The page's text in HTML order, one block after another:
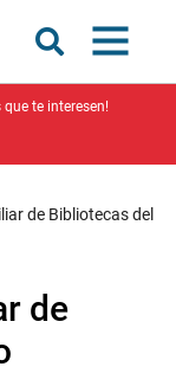
te interesen!
de Bibliotecas del
de